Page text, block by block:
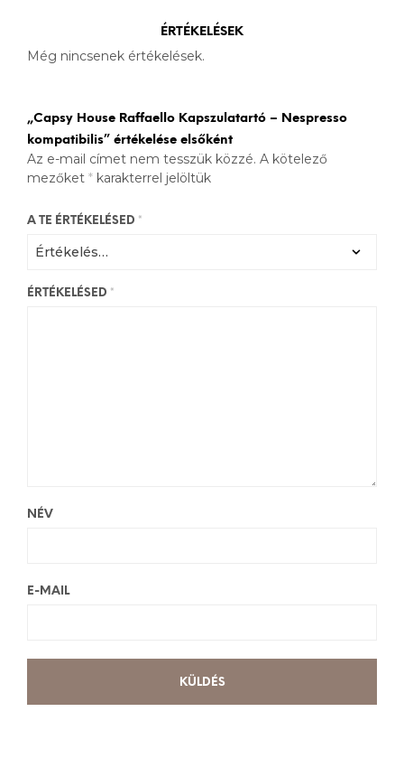
ÉRTÉKELÉSEK
Még nincsenek értékelések.
„Capsy House Raffaello Kapszulatartó – Nespresso
kompatibilis” értékelése elsőként
Az e-mail címet nem tesszük közzé. A kötelező
mezőket * karakterrel jelöltük
A TE ÉRTÉKELÉSED *
ÉRTÉKELÉSED *
NÉV
E-MAIL